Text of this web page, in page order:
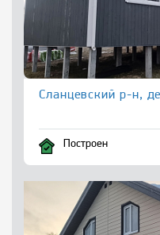
Сланцевский р-н,
Построен